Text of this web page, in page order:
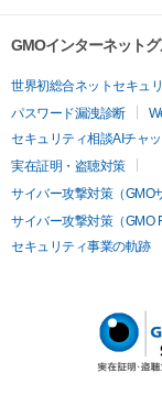
GMOインターネット
世界初総合ネットセキュ
パスワード漏洩診断
セキュリティ相談AIチャ
実在証明・盗聴対策
サイバー攻撃対策（GMO
サイバー攻撃対策（GMO
セキュリティ事業の軌跡